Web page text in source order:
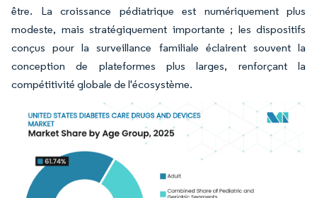
être. La croissance pédiatrique est numériquement plus
modeste, mais stratégiquement importante ; les dispositifs
conçus pour la surveillance familiale éclairent souvent la
conception de plateformes plus larges, renforçant la
compétitivité globale de l'écosystème.